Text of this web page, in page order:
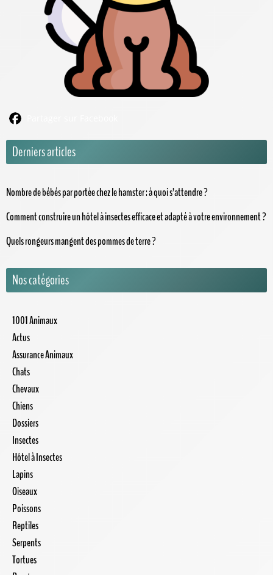
Derniers articles
Nombre de bébés par portée chez le hamster : à quoi s’attendre ?
Comment construire un hôtel à insectes efficace et adapté à votre environnement ?
Quels rongeurs mangent des pommes de terre ?
Nos catégories
1001 Animaux
Actus
Assurance Animaux
Chats
Chevaux
Chiens
Dossiers
Insectes
Hôtel à Insectes
Lapins
Oiseaux
Poissons
Reptiles
Serpents
Tortues